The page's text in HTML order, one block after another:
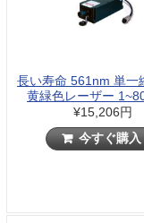
長い寿命 561nm 単一
黄緑色レーザー
¥15,206円
今すぐ購入